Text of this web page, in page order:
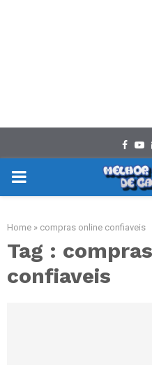
PRIMARY
Home » compras online confiaveis
Tag :
confiaveis